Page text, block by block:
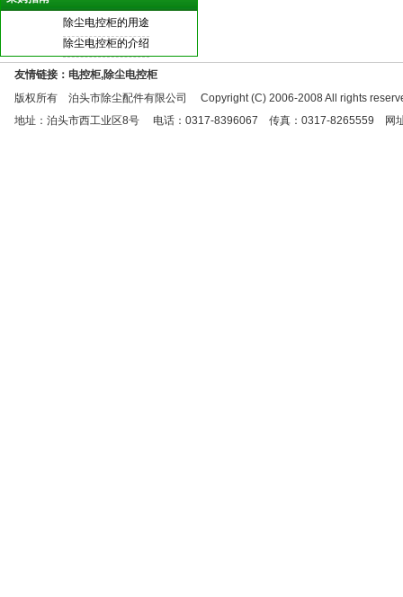
除尘电控柜的用途
除尘电控柜的介绍
友情链接：电控柜,除尘电控柜
版权所有 泊头市除尘配件有限公司 Copyright (C) 2006-2008 All rights
地址：泊头市西工业区8号 电话：0317-8396067 传真：0317-8265559 网